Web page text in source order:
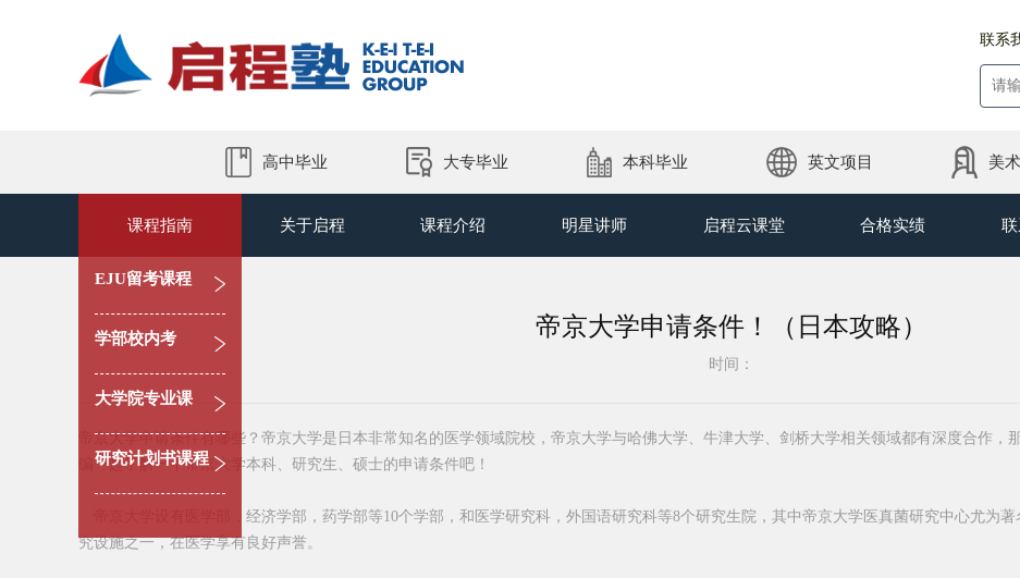
联系
高中毕业 大专毕业 本科毕业 英文项目 美
课程指南
EJU留考课程
学部校内考
大学院专业课
研究计划书课程
关于启程 课程介绍 明星讲师 启程云课堂 合格实绩
帝京大学申请条件！（日本攻略）
时间：
帝京大学申请条件有哪些？帝京大学是日本非常知名的医学领域院校，帝京大学与哈佛大学、牛津大学、剑桥大学相关领域都有深度合作
编一起了解一下帝京大学本科、研究生、硕士的申请条件吧！
帝京大学设有医学部，经济学部，药学部等10个学部，和医学研究科，外国语研究科等8个研究生院，其中帝京大学医真菌研究中心尤为
究设施之一，在医学享有良好声誉。